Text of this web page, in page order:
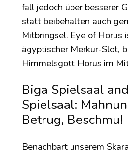
fall jedoch über besserer
statt beibehalten auch
Mitbringsel. Eye of Horus
ägyptischer Merkur-Slot,
Himmelsgott Horus im
Biga Spielsaal
Spielsaal:
Betrug, Beschmu!
Benachbart unserem